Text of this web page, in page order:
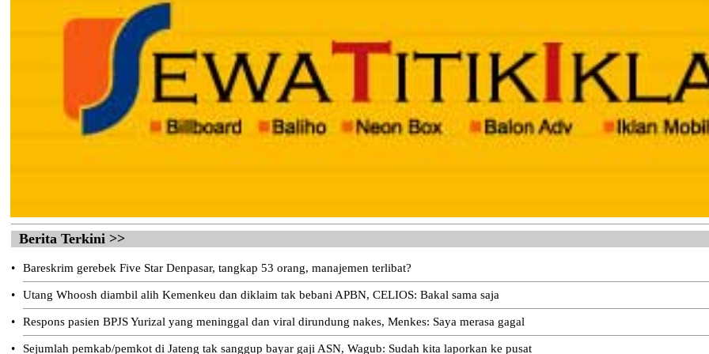
Berita Terkini >>
• Bareskrim gerebek Five Star Denpasar, tangkap 53 orang, manajemen terlibat?
• Utang Whoosh diambil alih Kemenkeu dan diklaim tak bebani APBN, CELIOS: Bakal sama saja
• Respons pasien BPJS Yurizal yang meninggal dan viral dirundung nakes, Menkes: Saya merasa gagal
• Sejumlah pemkab/pemkot di Jateng tak sanggup bayar gaji ASN, Wagub: Sudah kita laporkan ke pusat